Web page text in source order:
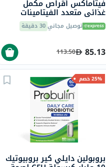
فيتاماكس أقراص مكمل
غذائي متعدد الفيتامينات
للنساء، مرة واحدة يوميًا،
حزمة من 60توصيل مجاني30 دقيقة
85.13
113.50
25% خصم
بروبولين دايلي كير بروبيوتيك